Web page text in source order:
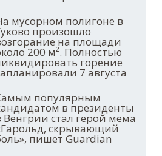
мусорном полигоне в
произошло
на площади
200 м². Полностью
горение
7 августа
популярным
в президенты
Венгрии стал герой мема
скрывающий
пишет Guardian